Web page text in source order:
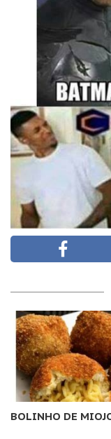
BOLINHO DE